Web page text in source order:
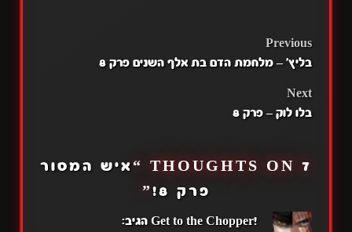
POST
Previous
בליץ' – מלחמת הדם בת אלף השנים פרק 8
Next
בלו לוק – פרק 8
7 THOUGHTS ON “
איש המסור
פרק 8!
”
!Get to the Chopper הגיב: